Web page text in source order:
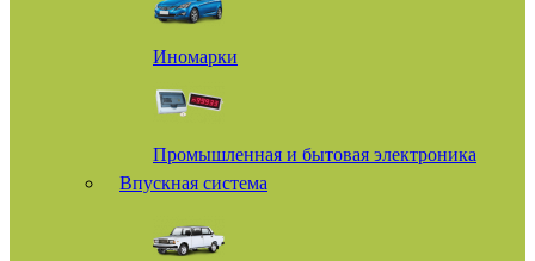
Иномарки
Промышленная и бытовая электроника
Впускная система